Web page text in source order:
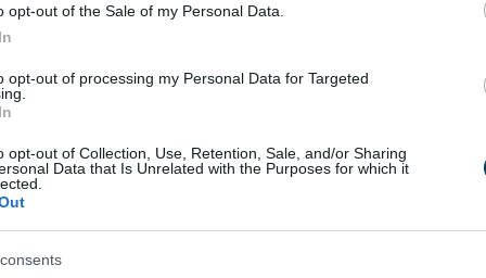
opt-out of the Sale of my Personal Data.
opt-out of processing my Personal Data for Targeted
opt-out of Collection, Use, Retention, Sale, and/or Sharing
Data that Is Unrelated with the Purposes for which it
életet ment, de barátságot is
szól, hanem arról is, hogy az együttérzés és a segítő
ember között olyan
a természet még mindig tud csodát mutatni
10 h 51 min